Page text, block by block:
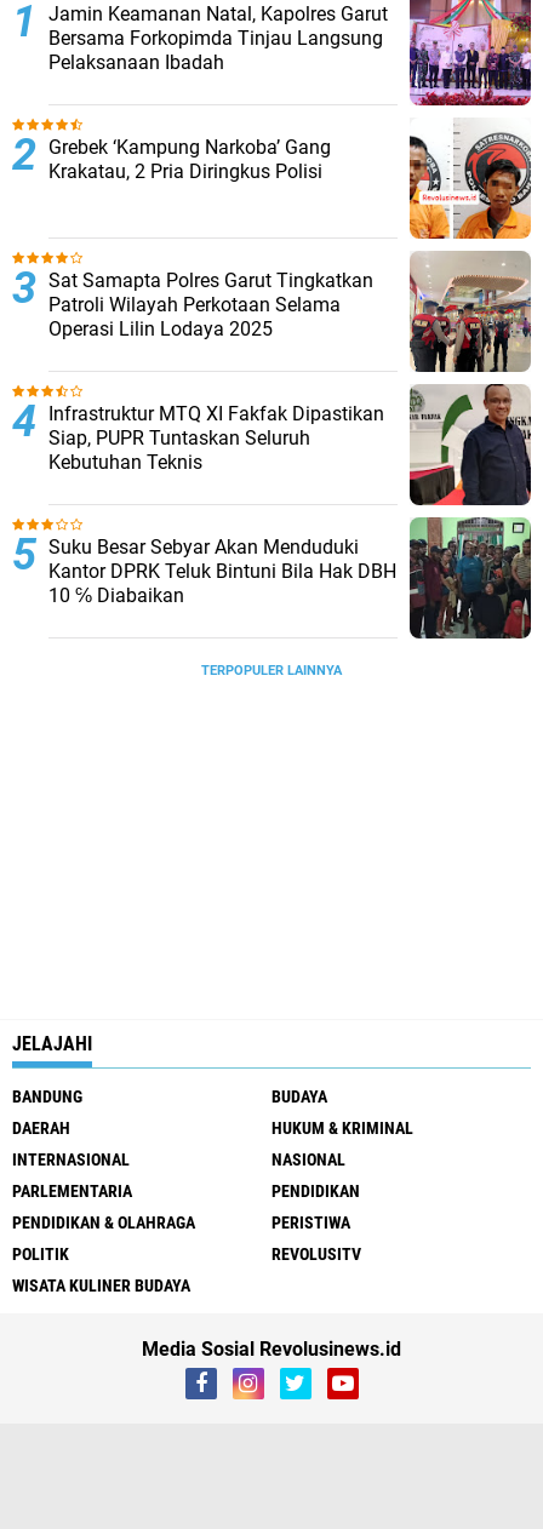
Jamin Keamanan Natal, Kapolres Garut
Bersama Forkopimda Tinjau Langsung
Pelaksanaan Ibadah
Grebek ‘Kampung Narkoba’ Gang
Krakatau, 2 Pria Diringkus Polisi
Sat Samapta Polres Garut Tingkatkan
Patroli Wilayah Perkotaan Selama
Operasi Lilin Lodaya 2025
Infrastruktur MTQ XI Fakfak Dipastikan
Siap, PUPR Tuntaskan Seluruh
Kebutuhan Teknis
Suku Besar Sebyar Akan Menduduki
Kantor DPRK Teluk Bintuni Bila Hak DBH
10 ℅ Diabaikan
TERPOPULER LAINNYA
JELAJAHI
BANDUNG
BUDAYA
DAERAH
HUKUM & KRIMINAL
INTERNASIONAL
NASIONAL
PARLEMENTARIA
PENDIDIKAN
PENDIDIKAN & OLAHRAGA
PERISTIWA
POLITIK
REVOLUSITV
WISATA KULINER BUDAYA
Media Sosial Revolusinews.id